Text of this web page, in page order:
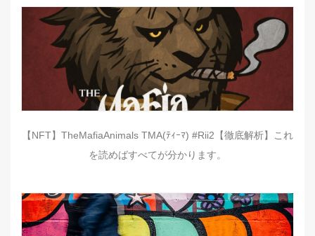
【NFT】TheMafiaAnimals TMA(ﾃｨｰﾏ) #Rii2【徹底解析】これ
を読めばすべてが分かります。